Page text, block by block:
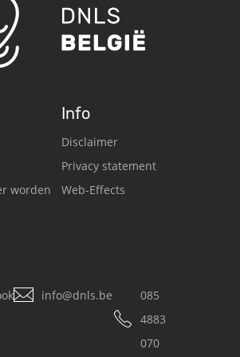
worden
Info
Disclaimer
Privacy statement
Web-Effects
info@dnls.be
085
4883
070